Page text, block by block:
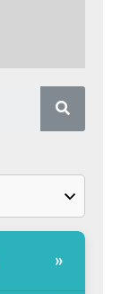
»